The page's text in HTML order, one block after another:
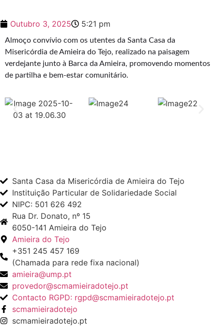
Outubro 3, 2025 5:21 pm
Almoço convívio com os utentes da Santa Casa da
Misericórdia de Amieira do Tejo, realizado na paisagem
verdejante junto à Barca da Amieira, promovendo momentos
de partilha e bem-estar comunitário.
Santa Casa da Misericórdia de Amieira do Tejo
Instituição Particular de Solidariedade Social
NIPC: 501 626 492
Rua Dr. Donato, nº 15
6050-141 Amieira do Tejo
Amieira do Tejo
+351 245 457 169
(Chamada para rede fixa nacional)
amieira@ump.pt
provedor@scmamieiradotejo.pt
Contacto RGPD: rgpd@scmamieiradotejo.pt
scmamieiradotejo
scmamieiradotejo.pt